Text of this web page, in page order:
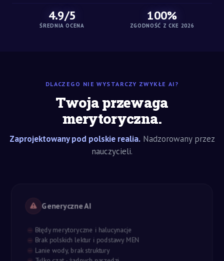
4.9/5
ŚREDNIA OCENA
100%
ZGODNOŚĆ Z CKE 2026
DLACZEGO NIE WYSTARCZY ZWYKŁE AI?
Twoja przewaga
merytoryczna.
Zaprojektowany pod polskie realia.Nadzorowany przez
nauczycieli.
Generyczne AI
Błędy merytoryczne i halucynacje
Brak polskich lektur i podstawy MEN
Lanie wody, brak struktury